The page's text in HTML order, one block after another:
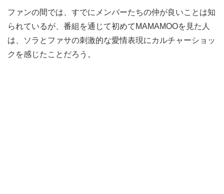
ファンの間では、すでにメンバーたちの仲が良いことは知
られているが、番組を通じて初めてMAMAMOOを見た人
は、ソラとファサの刺激的な愛情表現にカルチャーショッ
クを感じたことだろう。